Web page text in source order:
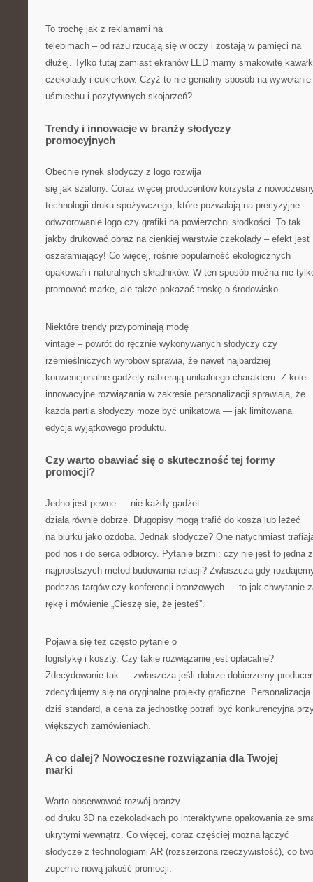
To trochę jak z reklamami na
telebimach – od razu rzucają się w oczy i zostają w pamięci na
dłużej. Tylko tutaj zamiast ekranów LED mamy smakowite
czekolady i cukierków. Czyż to nie genialny sposób na wywołanie
uśmiechu i pozytywnych skojarzeń?
Trendy i innowacje w branży słodyczy
promocyjnych
Obecnie rynek słodyczy z logo rozwija
się jak szalony. Coraz więcej producentów korzysta z
technologii druku spożywczego, które pozwalają na precyzyjne
odwzorowanie logo czy grafiki na powierzchni słodkości. To tak
jakby drukować obraz na cienkiej warstwie czekolady – efekt jest
oszałamiający! Co więcej, rośnie popularność ekologicznych
opakowań i naturalnych składników. W ten sposób można nie
promować markę, ale także pokazać troskę o środowisko.
Niektóre trendy przypominają modę
vintage – powrót do ręcznie wykonywanych słodyczy czy
rzemieślniczych wyrobów sprawia, że nawet najbardziej
konwencjonalne gadżety nabierają unikalnego charakteru. Z kolei
innowacyjne rozwiązania w zakresie personalizacji sprawiają, że
każda partia słodyczy może być unikatowa — jak limitowana
edycja wyjątkowego produktu.
Czy warto obawiać się o skuteczność tej formy
promocji?
Jedno jest pewne — nie każdy gadżet
działa równie dobrze. Długopisy mogą trafić do kosza lub leżeć
na biurku jako ozdoba. Jednak słodycze? One natychmiast
pod nos i do serca odbiorcy. Pytanie brzmi: czy nie jest to jedna z
najprostszych metod budowania relacji? Zwłaszcza gdy
podczas targów czy konferencji branżowych — to jak chwytanie
rękę i mówienie „Cieszę się, że jesteś”.
Pojawia się też często pytanie o
logistykę i koszty. Czy takie rozwiązanie jest opłacalne?
Zdecydowanie tak — zwłaszcza jeśli dobrze dobierzemy
zdecydujemy się na oryginalne projekty graficzne. Personalizacja
dziś standard, a cena za jednostkę potrafi być konkurencyjna
większych zamówieniach.
A co dalej? Nowoczesne rozwiązania dla Twojej
marki
Warto obserwować rozwój branży —
od druku 3D na czekoladkach po interaktywne opakowania ze
ukrytymi wewnątrz. Co więcej, coraz częściej można łączyć
słodycze z technologiami AR (rozszerzona rzeczywistość), co
zupełnie nową jakość promocji.